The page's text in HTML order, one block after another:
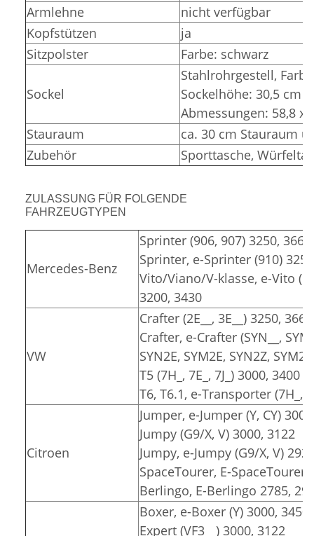
Armlehne
nicht verfügbar
Kopfstützen
ja
Sitzpolster
Farbe: schwarz
Sockel
Stahlrohrgestell,
Sockelhöhe: 30,5 cm
Abmessungen: 58,8 x
Stauraum
ca. 30 cm Stauraum
Zubehör
Sporttasche,
ZULASSUNG FÜR FOLGENDE
FAHRZEUGTYPEN
Mercedes-Benz
Sprinter (906, 907) 3250,
Sprinter, e-Sprinter (910)
Vito/Viano/V-klasse, e-Vito
3200, 3430
VW
Crafter (2E__, 3E__) 3250,
Crafter, e-Crafter (SYN__,
SYN2E, SYM2E, SYN2Z,
T5 (7H_, 7E_, 7J_) 3000, 3400
T6, T6.1, e-Transporter (7H_,
Citroen
Jumper, e-Jumper (Y, CY)
Jumpy (G9/X, V) 3000, 3122
Jumpy, e-Jumpy (G9/X, V)
SpaceTourer, E-SpaceTourer
Berlingo, E-Berlingo 2785,
Boxer, e-Boxer (Y) 3000,
Expert (VF3__) 3000, 3122